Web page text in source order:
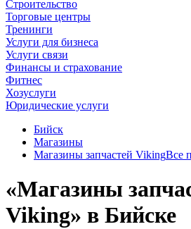
Строительство
Торговые центры
Тренинги
Услуги для бизнеса
Услуги связи
Финансы и страхование
Фитнес
Хозуслуги
Юридические услуги
Бийск
Магазины
Магазины запчастей VikingВсе
«Магазины
Viking» в Бийске